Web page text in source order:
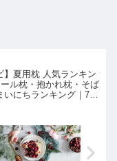
】夏用枕 人気ランキン
ル枕・抱かれ枕・そば
いにちランキング｜7月